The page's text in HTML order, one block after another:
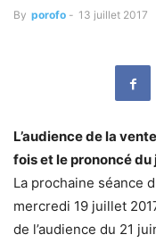
By porofo - 13 juillet 2017
L’audience de la
fois et le prononcé
La prochaine séance
mercredi 19 juillet
de l’audience du 21